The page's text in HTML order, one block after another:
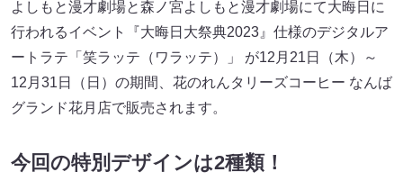
よしもと漫才劇場と森ノ宮よしもと漫才劇場にて大晦日に
行われるイベント『大晦日大祭典2023』仕様のデジタルア
ートラテ「笑ラッテ（ワラッテ）」 が12月21日（木）～
12月31日（日）の期間、花のれんタリーズコーヒー なんば
グランド花月店で販売されます。
今回の特別デザインは2種類！